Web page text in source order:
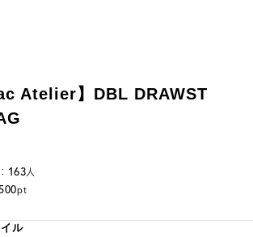
Atelier】DBL DRAWST
163人
pt
ル